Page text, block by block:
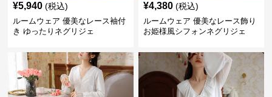
¥5,940 (税込)
ルームウェア 優美なレース袖付
き ゆったりネグリジェ
¥4,380 (税込)
ルームウェア 優美なレース飾り
お姫様風シフォンネグリジェ